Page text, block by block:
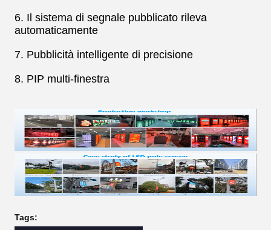
6. Il sistema di segnale pubblicato rileva
automaticamente
7. Pubblicità intelligente di precisione
8. PIP multi-finestra
Tags: